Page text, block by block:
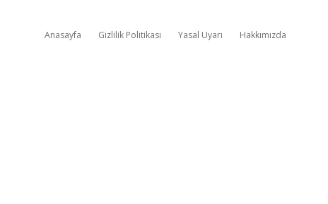
Anasayfa Gizlilik Politikası Yasal Uyarı Hakkımızda